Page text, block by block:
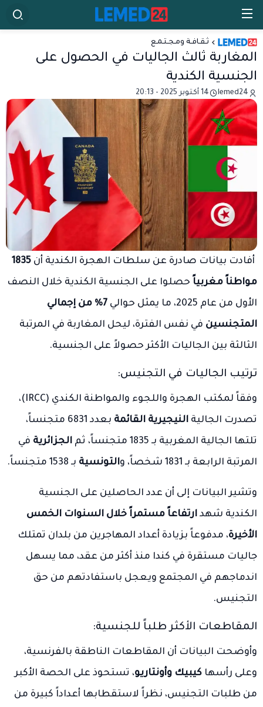
ثـقـافـة ومـجـتـمـع
المغاربة ثالث الجاليات في الحصول على
الجنسية الكندية
lemed24 14 أكتوبر 2025 - 20:13
أفادت بيانات صادرة عن سلطات الهجرة الكندية أن 1835
مواطناً مغربياً حصلوا على الجنسية الكندية خلال النصف
الأول من عام 2025، ما يمثل حوالي
7% من إجمالي
المتجنسين في نفس الفترة، ليحل المغاربة في المرتبة
الثالثة بين الجاليات الأكثر حصولاً على الجنسية.
ترتيب الجاليات في التجنيس:
وفقاً لمكتب الهجرة واللجوء والمواطنة الكندي (IRCC)،
تصدرت الجالية النيجيرية القائمة
بعدد 6831 متجنساً،
تلتها الجالية المغربية بـ 1835 متجنساً، ثم
الجزائرية في
المرتبة الرابعة بـ 1831 شخصاً، و
التونسية بـ 1538 متجنساً.
وتشير البيانات إلى أن عدد الحاصلين على الجنسية
الكندية شهد ارتفاعاً مستمراً خلال السنوات الخمس
الأخيرة، مدفوعاً بزيادة أعداد المهاجرين من بلدان تمتلك
جاليات مستقرة في كندا منذ أكثر من عقد، مما يسهل
اندماجهم في المجتمع ويعجل باستفادتهم من حق
التجنيس.
المقاطعات الأكثر طلباً للجنسية:
وأوضحت البيانات أن المقاطعات الناطقة بالفرنسية،
وعلى رأسها كيبيك وأونتاريو، تستحوذ على الحصة الأكبر
من طلبات التجنيس، نظراً لاستقطابها أعداداً كبيرة من